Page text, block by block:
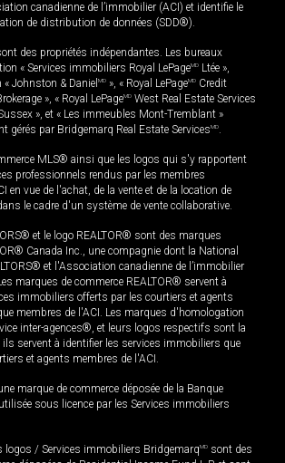
canadienne de l’immobilier (ACI) et identifie le
de distribution de données (SDD®).
des propriétés indépendantes. Les bureaux
« Services immobiliers Royal LePageMD Ltée »,
Johnston & Daniel MD », « Royal LePageMD Credit
», « Royal LePageMD West Real Estate Services
», et « Les immeubles Mont-Tremblant »
gérés par Bridgemarq Real Estate ServicesMD.
MLS® ainsi que les logos qui s'y rapportent
professionnels rendus par les membres
en vue de l'achat, de la vente et de la location de
le cadre d'un système de vente collaborative.
et le logo REALTOR® sont des marques
Canada Inc., une compagnie dont la National
et l'Association canadienne de l’immobilier
marques de commerce REALTOR® servent à
immobiliers offerts par les courtiers et agents
membres de l'ACI. Les marques d'homologation
inter-agences®, et leurs logos respectifs sont la
ils servent à identifier les services immobiliers que
et agents membres de l'ACI.
marque de commerce déposée de la Banque
sous licence par les Services immobiliers
logos / Services immobiliers BridgemarqMD sont des